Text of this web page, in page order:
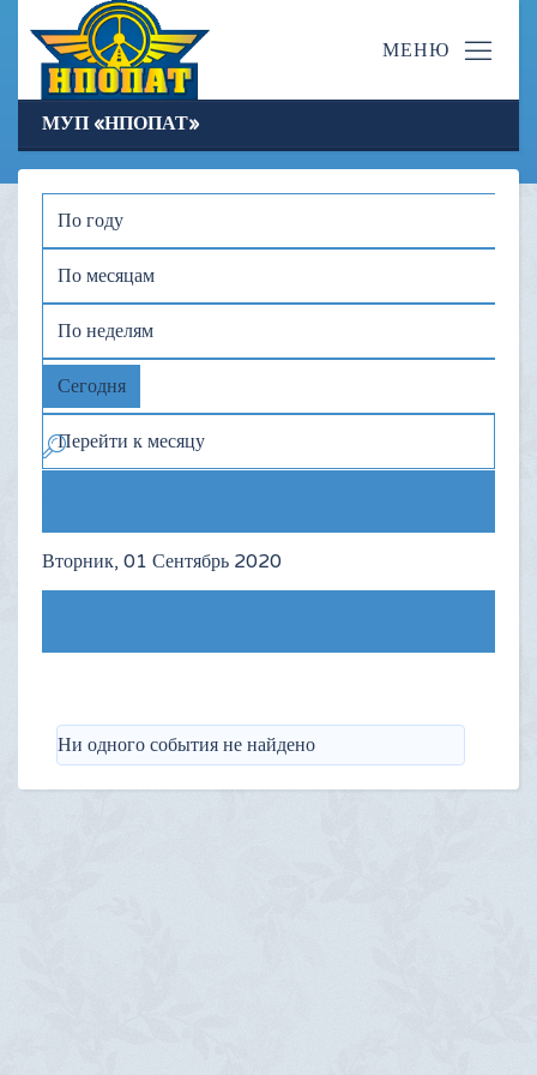
МУП «НПОПАТ»
По году
По месяцам
По неделям
Сегодня
Перейти к месяцу
Вторник, 01 Сентябрь 2020
Ни одного события не найдено